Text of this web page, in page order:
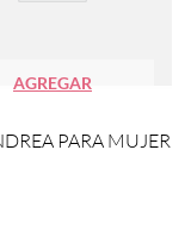
AGREGAR
PARA MUJER